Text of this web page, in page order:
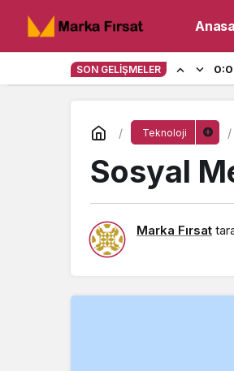
SON GELIŞMELER
Teknoloji
Sosyal
Marka Fırsat